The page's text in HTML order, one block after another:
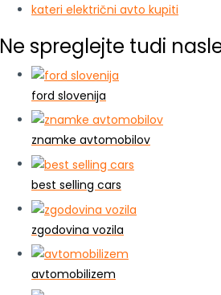
kateri električni avto kupiti
Ne spreglejte tudi
ford slovenija
znamke avtomobilov
best selling cars
zgodovina vozila
avtomobilizem